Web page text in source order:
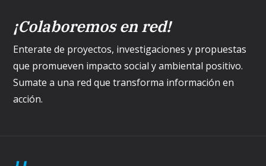
¡Colaboremos en red!
Enterate de proyectos, investigaciones y propuestas
que promueven impacto social y ambiental positivo.
Sumate a una red que transforma información en
acción.